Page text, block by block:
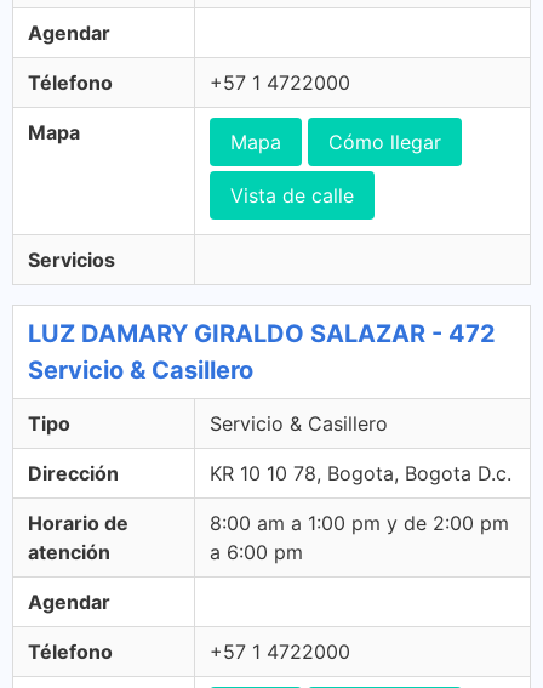
Agendar
Télefono +57 1 4722000
Mapa Mapa Cómo llegar
Vista de calle
Servicios
LUZ DAMARY GIRALDO SALAZAR - 472
Servicio & Casillero
Tipo Servicio & Casillero
Dirección KR 10 10 78, Bogota, Bogota D.c.
Horario de
atención
8:00 am a 1:00 pm y de 2:00 pm
a 6:00 pm
Agendar
Télefono +57 1 4722000